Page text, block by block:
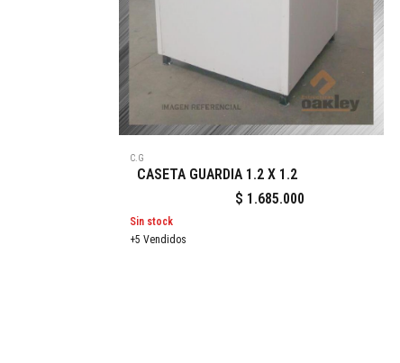
C.G
CASETA GUARDIA 1.2 X 1.2
$ 1.685.000
Sin stock
+5 Vendidos